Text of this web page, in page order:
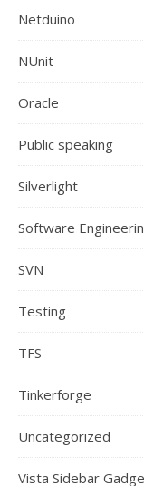
Netduino
NUnit
Oracle
Public speaking
Silverlight
Software
SVN
Testing
TFS
Tinkerforge
Uncategorized
Vista Sidebar